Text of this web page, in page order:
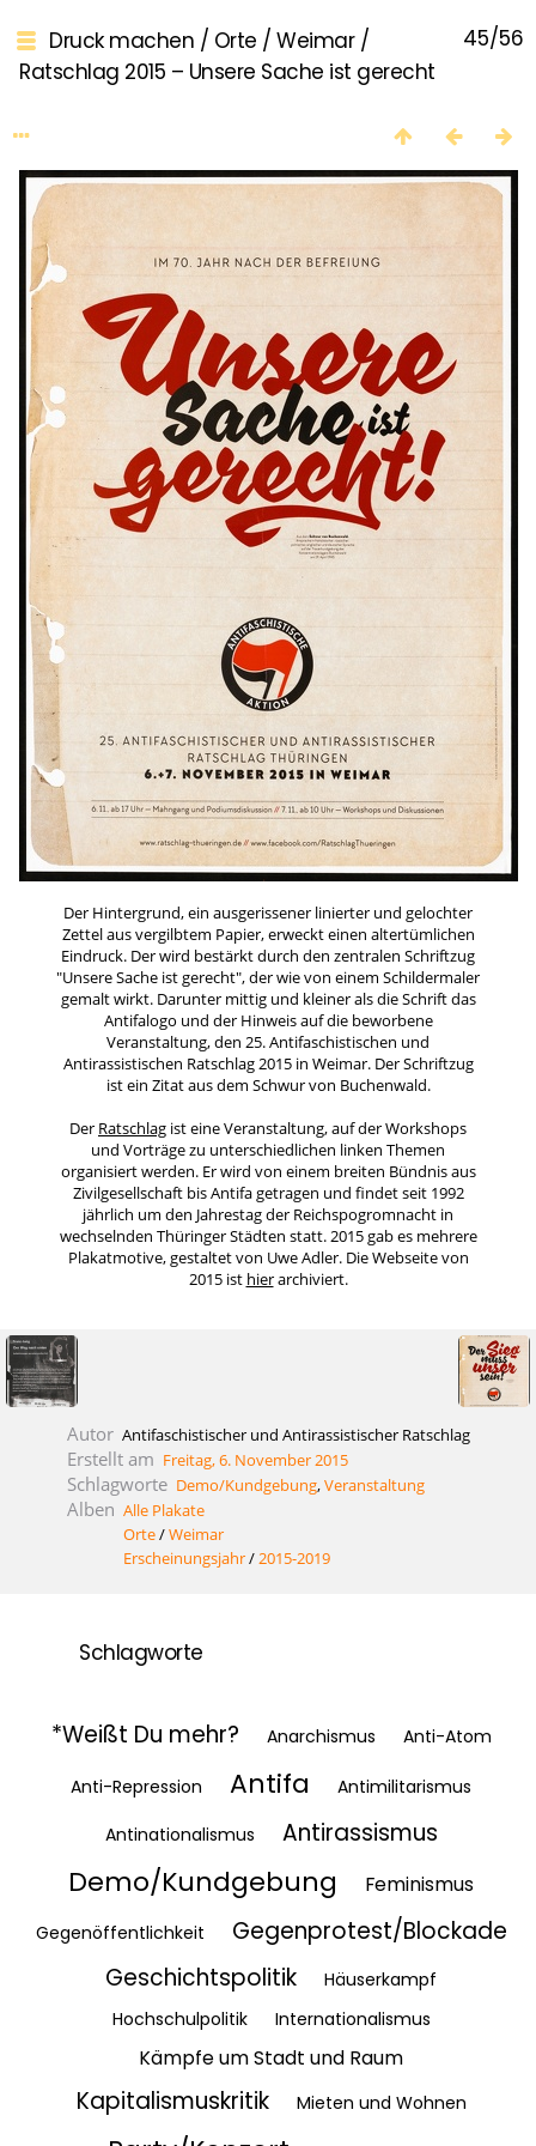
45/56
Druck machen / Orte / Weimar/
Ratschlag 2015 – Unsere Sache ist gerecht
Der Hintergrund, ein ausgerissener linierter und gelochter
Zettel aus vergilbtem Papier, erweckt einen altertümlichen
Eindruck. Der wird bestärkt durch den zentralen Schriftzug
"Unsere Sache ist gerecht", der wie von einem Schildermaler
gemalt wirkt. Darunter mittig und kleiner als die Schrift das
Antifalogo und der Hinweis auf die beworbene
Veranstaltung, den 25. Antifaschistischen und
Antirassistischen Ratschlag 2015 in Weimar. Der Schriftzug
ist ein Zitat aus dem Schwur von Buchenwald.
Der Ratschlag ist eine Veranstaltung, auf der Workshops
und Vorträge zu unterschiedlichen linken Themen
organisiert werden. Er wird von einem breiten Bündnis aus
Zivilgesellschaft bis Antifa getragen und findet seit 1992
jährlich um den Jahrestag der Reichspogromnacht in
wechselnden Thüringer Städten statt. 2015 gab es mehrere
Plakatmotive, gestaltet von Uwe Adler. Die Webseite von
2015 ist hierarchiviert.
Autor Antifaschistischer und Antirassistischer Ratschlag
Erstellt am Freitag, 6. November 2015
Schlagworte Demo/Kundgebung,Veranstaltung
Alben Alle Plakate
Orte/Weimar
Erscheinungsjahr/2015-2019
Schlagworte
*Weißt Du mehr? Anarchismus Anti-Atom
Anti-Repression Antifa
Antimilitarismus
Antinationalismus
Antirassismus
Demo/Kundgebung Feminismus
Gegenöffentlichkeit
Gegenprotest/Blockade
Geschichtspolitik
Häuserkampf
Hochschulpolitik
Internationalismus
Kämpfe um Stadt und Raum
Kapitalismuskritik Mieten und Wohnen